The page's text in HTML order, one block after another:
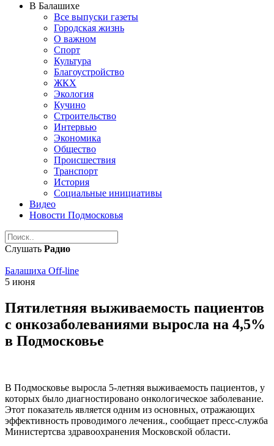
В Балашихе
Все выпуски газеты
Городская жизнь
О важном
Спорт
Культура
Благоустройство
ЖКХ
Экология
Кучино
Строительство
Интервью
Экономика
Общество
Происшествия
Транспорт
История
Социальные инициативы
Видео
Новости Подмосковья
Слушать Радио
Балашиха Off-line
5 июня
Пятилетняя выживаемость пациентов
с онкозаболеваниями выросла на 4,5%
в Подмосковье
В Подмосковье выросла 5-летняя выживаемость пациентов, у
которых было диагностировано онкологическое заболевание.
Этот показатель является одним из основных, отражающих
эффективность проводимого лечения., сообщает пресс-служба
Министертсва здравоохранения Московской области.